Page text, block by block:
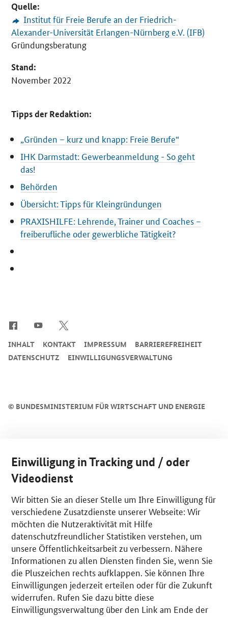
Quelle:
Institut für Freie Berufe an der Friedrich-
Alexander-Universität Erlangen-Nürnberg e.V. (IFB)
Gründungsberatung
Stand:
November 2022
Tipps der Redaktion:
„Gründen – kurz und knapp: Freie Berufe“
IHK Darmstadt: Gewerbeanmeldung - So geht
das!
Behörden
Übersicht: Tipps für Kleingründungen
PRAXISHILFE: Lehrende, Trainer und Coaches –
freiberufliche oder gewerbliche Tätigkeit?
© BUNDESMINISTERIUM FÜR WIRTSCHAFT UND ENERGIE
INHALT KONTAKT IMPRESSUM
BARRIEREFREIHEIT
DATENSCHUTZ
EINWILLIGUNGSVERWALTUNG
Einwilligung in Tracking und / oder
Videodienst
Wir bitten Sie an dieser Stelle um Ihre Einwilligung für
verschiedene Zusatzdienste unserer Webseite: Wir
möchten die Nutzeraktivität mit Hilfe
datenschutzfreundlicher Statistiken verstehen, um
unsere Öffentlichkeitsarbeit zu verbessern. Nähere
Informationen zu allen Diensten finden Sie, wenn Sie
die Pluszeichen rechts aufklappen. Sie können Ihre
Einwilligungen jederzeit erteilen oder für die Zukunft
widerrufen. Rufen Sie dazu bitte diese
Einwilligungsverwaltung über den Link am Ende der